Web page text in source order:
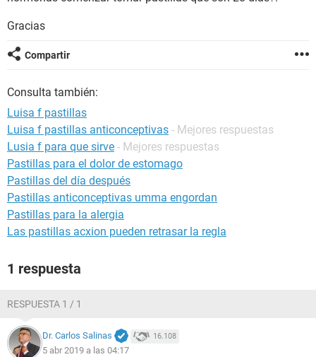
Gracias
Compartir
Consulta también:
Luisa f pastillas
Luisa f pastillas anticonceptivas - Mejores respuestas
Lusia f para que sirve - Mejores respuestas
Pastillas para el dolor de estomago
Pastillas del día después
Pastillas anticonceptivas umma engordan
Pastillas para la alergia
Las pastillas acxion pueden retrasar la regla
1 respuesta
RESPUESTA 1 / 1
Dr. Carlos Salinas 16.108
5 abr 2019 a las 04:17